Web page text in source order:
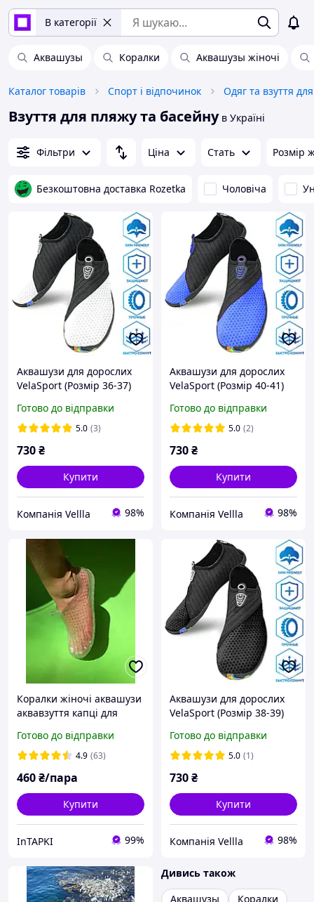
В категорії
Аквашузы Коралки Аквашузы жіночі
Каталог товарів Спорт і відпочинок Одяг та взуття
Взуття для пляжу та басейну в Україні
Фільтри Ціна Стать Розмір
Безкоштовна доставка Rozetka Чоловіча
Аквашузи для дорослих
VelaSport (Розмір 36-37)
см Коралки Білий
Готово до відправки
5.0 (3)
730₴
Купити
Компанія Vellla 98%
Аквашузи для дорослих
VelaSport (Розмір 40-41)
26,6 см взуття для пляжу
Коралки Сині
Готово до відправки
5.0 (2)
730₴
Купити
Компанія Vellla 98%
Коралки жіночі аквашузи
аквавзуття капці для
Готово до відправки
4.9 (63)
460₴/пара
Купити
InTAPKI 99%
Аквашузи для дорослих
VelaSport (Розмір 38-39)
25,2 см Коралки Чорні
Готово до відправки
5.0 (1)
730₴
Купити
Компанія Vellla 98%
Дивись також
Аквашузы
Коралки